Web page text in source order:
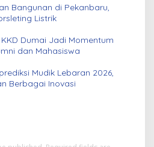
Bangunan di Pekanbaru,
Listrik
KKD Dumai Jadi Momentum
dan Mahasiswa
Mudik Lebaran 2026,
Berbagai Inovasi